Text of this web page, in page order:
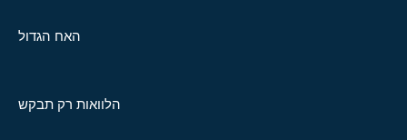
האח הגדול
הלוואות רק תבקש